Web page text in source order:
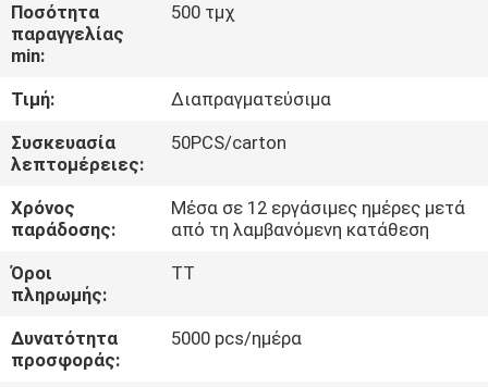
ΈΛΕΓΧΟΣ
ΠΟΙΌΤΗΤΑΣ
ΕΠΙΚΟΙΝΩΝΉΣΤΕ
ΜΑΖΊ
ΜΑΣ
ΖΗΤΉΣΤΕ
ΜΙΑ
ΠΡΟΣΦΟΡΆ
Ποσότητα
παραγγελίας
min:
500 τμχ
Τιμή:
Διαπραγματεύσιμα
Συσκευασία
λεπτομέρειες:
50PCS/carton
Χρόνος
παράδοσης:
Μέσα σε 12 εργάσιμες ημέρες μετά
από τη λαμβανόμενη κατάθεση
Όροι
πληρωμής:
TT
Δυνατότητα
προσφοράς:
5000 pcs/ημέρα